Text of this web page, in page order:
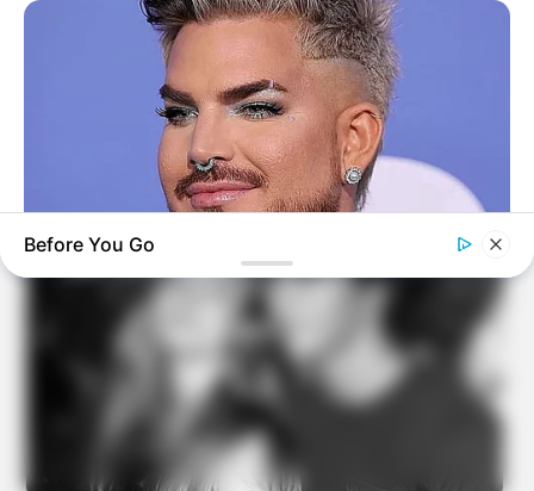
Adam Lambert, 43, Takes Off Makeup, Leaves Us With No
Before You Go